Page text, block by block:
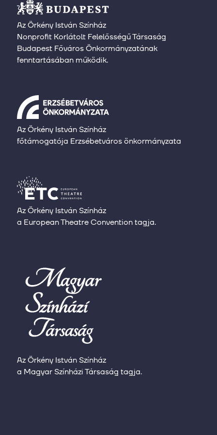
Az Örkény István Színház
Nonprofit Korlátolt Felelősségű Társaság
Budapest Főváros Önkormányzatának
fenntartásában működik.
Az Örkény István Színház
főtámogatója Erzsébetváros önkormányzata
Az Örkény István Színház
a European Theatre Convention tagja.
Az Örkény István Színház
a Magyar Színházi Társaság tagja.